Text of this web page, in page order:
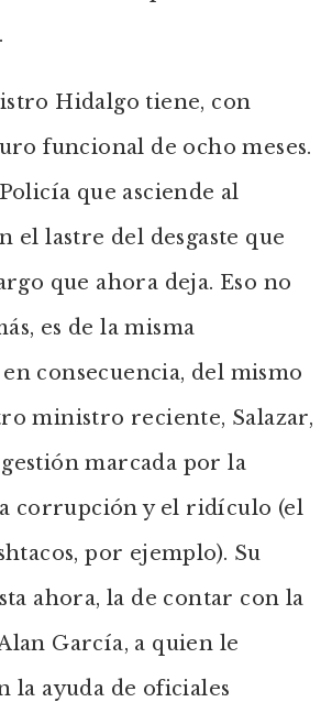
Hidalgo tiene, con
funcional de ocho meses.
que asciende al
el lastre del desgaste que
que ahora deja. Eso no
es de la misma
consecuencia, del mismo
ministro reciente, Salazar,
marcada por la
corrupción y el ridículo (el
por ejemplo). Su
ahora, la de contar con la
García, a quien le
la ayuda de oficiales